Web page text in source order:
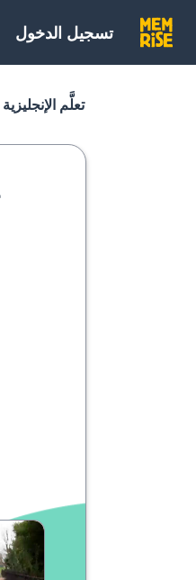
تسجيل الدخول
تعلَّم الإنجليزية